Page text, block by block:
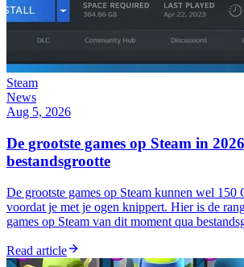
Steam
News
Aug 5, 2026
De grootste games op Steam in
bestandsgrootte
De grootste games op Steam kunnen wel 150
voordat je met je ogen knippert. Hier is de
games op Steam van dit moment qua
Read article